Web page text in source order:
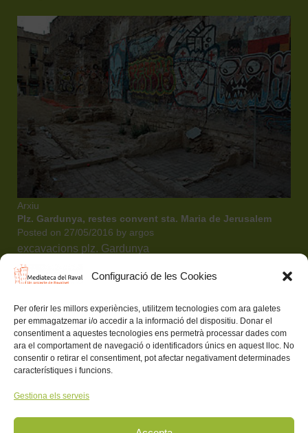
Configuració de les Cookies
Per oferir les millors experiències, utilitzem tecnologies com ara galetes
per emmagatzemar i/o accedir a la informació del dispositiu. Donar el
consentiment a aquestes tecnologies ens permetrà processar dades com
ara el comportament de navegació o identificadors únics en aquest lloc. No
consentir o retirar el consentiment, pot afectar negativament determinades
característiques i funcions.
Gestiona els serveis
Arxiu
Plz. Gardunya, restes convent sta. Maria de Jerusalem
Posted on 27/05/2016 by argos
excavacions plz. Gardunya
Mediateca del Raval (Un projecte de colectic.coop)
Política de xarxes socials
Política de cookies (EU)
Mediateca del Raval (Un projecte decolectic.coop)
Avis Legal-Política de privacitat i normes d'ús-Política de
xarxes socials
Amb el suport de: